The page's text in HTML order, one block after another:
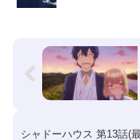
シャドーハウス 第13話(